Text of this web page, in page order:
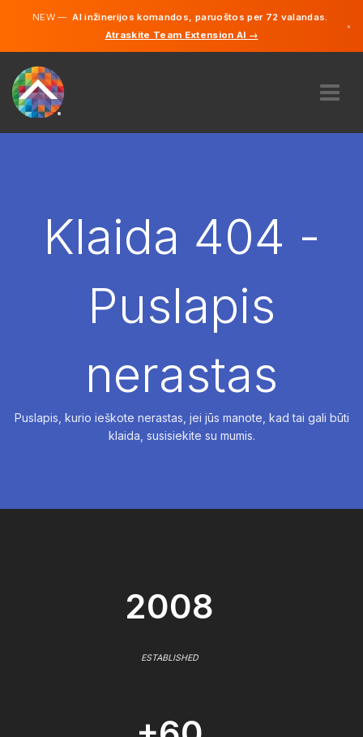
NEW —AI inžinerijos komandos, paruoštos per 72 valandas.
Atraskite Team Extension AI →
×
SAMDYTI
Anglų
Klaida 404 -
Puslapis
nerastas
Puslapis, kurio ieškote nerastas, jei jūs manote, kad tai gali būti
klaida, susisiekite su mumis.
2008
ESTABLISHED